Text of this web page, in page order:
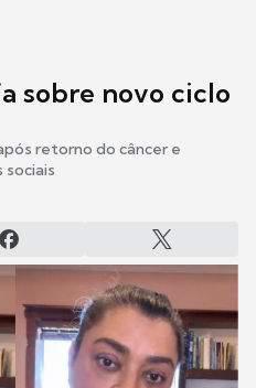
sobre novo ciclo
retorno do câncer e
sociais